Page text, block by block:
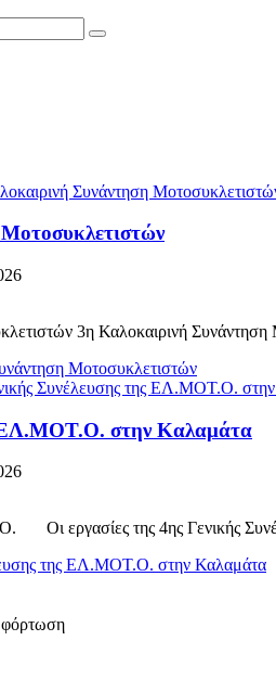
3η Καλοκαιρινή
Μοτοσυκλετιστών
ΕΛ.ΜΟΤ.Ο. στην Καλαμάτα
Οι εργασίες της 4ης Γενικής
της ΕΛ.ΜΟΤ.Ο. στην Καλαμάτα
φόρτωση